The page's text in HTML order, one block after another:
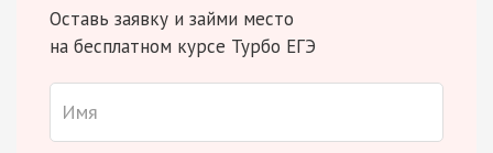
Оставь заявку и займи место
на бесплатном курсе Турбо ЕГЭ